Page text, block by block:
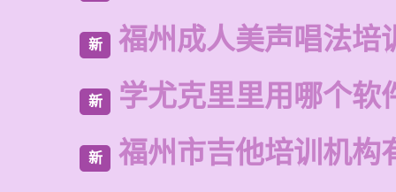
新 福州成人美声唱法培
新 学尤克里里用哪个软
新 福州市吉他培训机构